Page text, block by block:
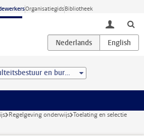
OrganisatiegidsBibliotheek
toggle
FdR faculteitsbestuur en bureau
Regelgeving onderwijs Toelating en selectie